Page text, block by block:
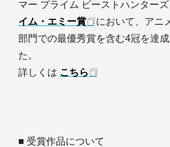
マー プライム ビーストハンター
イム・エミー賞
において、アニ
部門での最優秀賞を含む4冠を達
た。
詳しくは こちら
■ 受賞作品について